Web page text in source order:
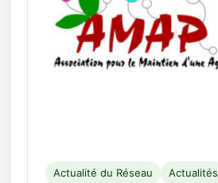
Actualité du Réseau Actualités